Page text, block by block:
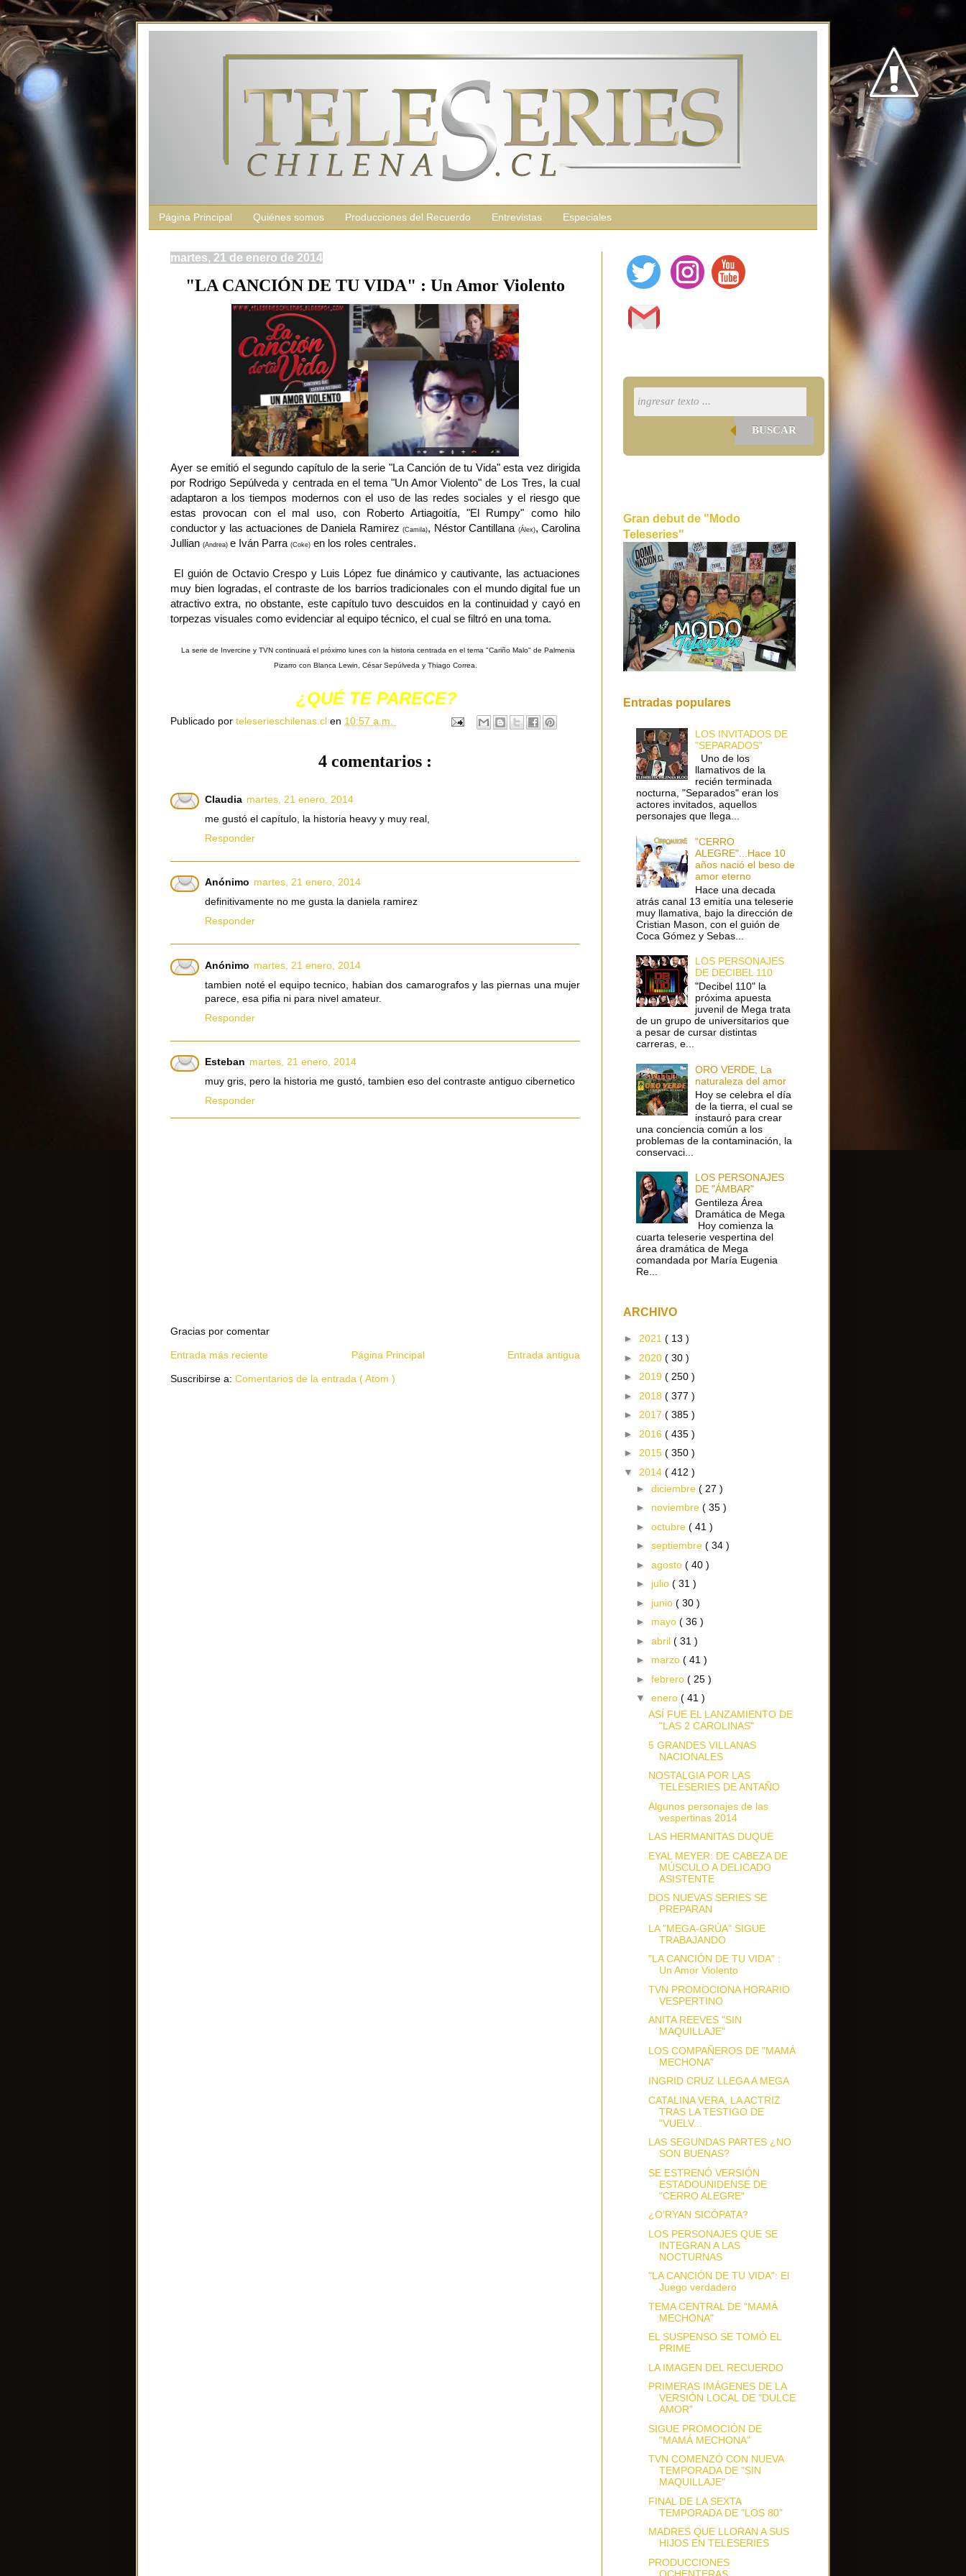
Página Principal Quiénes somos Producciones del Recuerdo Entrevistas Especiales
martes, 21 de enero de 2014
"LA CANCIÓN DE TU VIDA" : Un Amor Violento
Ayer se emitió el segundo capítulo de la serie "La Canción de tu Vida" esta vez dirigida
por Rodrigo Sepúlveda y centrada en el tema "Un Amor Violento" de Los Tres, la cual
adaptaron a los tiempos modernos con el uso de las redes sociales y el riesgo que
estas provocan con el mal uso, con Roberto Artiagoitía, "El Rumpy" como hilo
conductor y las actuaciones de Daniela Ramirez(Camila), Néstor Cantillana (Álex), Carolina
Jullian (Andrea) e Iván Parra (Coke) en los roles centrales.
El guión de Octavio Crespo y Luis López fue dinámico y cautivante, las actuaciones
muy bien logradas, el contraste de los barrios tradicionales con el mundo digital fue un
atractivo extra, no obstante, este capítulo tuvo descuidos en la continuidad y cayó en
torpezas visuales como evidenciar al equipo técnico, el cual se filtró en una toma.
La serie de Invercine y TVN continuará el próximo lunes con la historia centrada en el tema "Cariño Malo" de Palmenia
Pizarro con Blanca Lewin, César Sepúlveda y Thiago Correa.
¿QUÉ TE PARECE?
Publicado por teleserieschilenas.cl en 10:57 a.m.
4 comentarios :
Claudia martes, 21 enero, 2014
me gustó el capítulo, la historia heavy y muy real,
Responder
Anónimo martes, 21 enero, 2014
definitivamente no me gusta la daniela ramirez
Responder
Anónimo martes, 21 enero, 2014
tambien noté el equipo tecnico, habian dos camarografos y las piernas una mujer
parece, esa pifia ni para nivel amateur.
Responder
Esteban martes, 21 enero, 2014
muy gris, pero la historia me gustó, tambien eso del contraste antiguo cibernetico
Responder
Gracias por comentar
Entrada más reciente Entrada antigua
Página Principal
Suscribirse a: Comentarios de la entrada ( Atom )
BUSCAR
Gran debut de "Modo
Teleseries"
Entradas populares
LOS INVITADOS DE
"SEPARADOS"
Uno de los
llamativos de la
recién terminada
nocturna, "Separados" eran los
actores invitados, aquellos
personajes que llega...
"CERRO
ALEGRE"...Hace 10
años nació el beso de
amor eterno
Hace una decada
atrás canal 13 emitía una teleserie
muy llamativa, bajo la dirección de
Cristian Mason, con el guión de
Coca Gómez y Sebas...
LOS PERSONAJES
DE DECIBEL 110
"Decibel 110" la
próxima apuesta
juvenil de Mega trata
de un grupo de universitarios que
a pesar de cursar distintas
carreras, e...
ORO VERDE, La
naturaleza del amor
Hoy se celebra el día
de la tierra, el cual se
instauró para crear
una conciencia común a los
problemas de la contaminación, la
conservaci...
LOS PERSONAJES
DE "ÁMBAR"
Gentileza Área
Dramática de Mega
Hoy comienza la
cuarta teleserie vespertina del
área dramática de Mega
comandada por María Eugenia
Re...
ARCHIVO
► 2021 ( 13 )
► 2020 ( 30 )
► 2019 ( 250 )
► 2018 ( 377 )
► 2017 ( 385 )
► 2016 ( 435 )
► 2015 ( 350 )
▼ 2014 ( 412 )
► diciembre ( 27 )
► noviembre ( 35 )
► octubre ( 41 )
► septiembre ( 34 )
► agosto ( 40 )
► julio ( 31 )
► junio ( 30 )
► mayo ( 36 )
► abril ( 31 )
► marzo ( 41 )
► febrero ( 25 )
▼ enero ( 41 )
ASÍ FUE EL LANZAMIENTO DE
"LAS 2 CAROLINAS"
5 GRANDES VILLANAS
NACIONALES
NOSTALGIA POR LAS
TELESERIES DE ANTAÑO
Algunos personajes de las
vespertinas 2014
LAS HERMANITAS DUQUE
EYAL MEYER: DE CABEZA DE
MÚSCULO A DELICADO
ASISTENTE
DOS NUEVAS SERIES SE
PREPARAN
LA "MEGA-GRÚA" SIGUE
TRABAJANDO
"LA CANCIÓN DE TU VIDA" :
Un Amor Violento
TVN PROMOCIONA HORARIO
VESPERTINO
ANITA REEVES "SIN
MAQUILLAJE"
LOS COMPAÑEROS DE "MAMÁ
MECHONA"
INGRID CRUZ LLEGA A MEGA
CATALINA VERA, LA ACTRIZ
TRAS LA TESTIGO DE
"VUELV...
LAS SEGUNDAS PARTES ¿NO
SON BUENAS?
SE ESTRENÓ VERSIÓN
ESTADOUNIDENSE DE
"CERRO ALEGRE"
¿O'RYAN SICÓPATA?
LOS PERSONAJES QUE SE
INTEGRAN A LAS
NOCTURNAS
"LA CANCIÓN DE TU VIDA": El
Juego verdadero
TEMA CENTRAL DE "MAMÁ
MECHONA"
EL SUSPENSO SE TOMÓ EL
PRIME
LA IMAGEN DEL RECUERDO
PRIMERAS IMÁGENES DE LA
VERSIÓN LOCAL DE "DULCE
AMOR"
SIGUE PROMOCIÓN DE
"MAMÁ MECHONA"
TVN COMENZÓ CON NUEVA
TEMPORADA DE "SIN
MAQUILLAJE"
FINAL DE LA SEXTA
TEMPORADA DE "LOS 80"
MADRES QUE LLORAN A SUS
HIJOS EN TELESERIES
PRODUCCIONES
OCHENTERAS